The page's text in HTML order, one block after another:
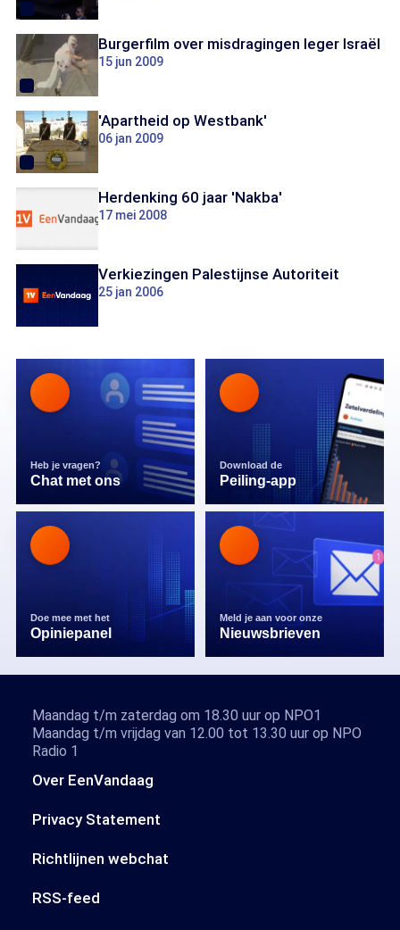
Burgerfilm over misdragingen leger Israël
15 jun 2009
'Apartheid op Westbank'
06 jan 2009
Herdenking 60 jaar 'Nakba'
17 mei 2008
Verkiezingen Palestijnse Autoriteit
25 jan 2006
Heb je vragen?
Chat met ons
Download de
Peiling-app
Doe mee met het
Opiniepanel
Meld je aan voor onze
Nieuwsbrieven
Over EenVandaag
Privacy Statement
Richtlijnen webchat
RSS-feed
Maandag t/m zaterdag om 18.30 uur op NPO1
Maandag t/m vrijdag van 12.00 tot 13.30 uur op NPO
Radio 1